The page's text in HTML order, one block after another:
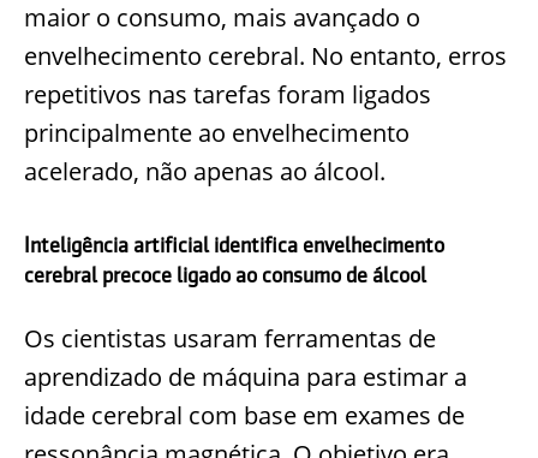
maior o consumo, mais avançado o
envelhecimento cerebral. No entanto, erros
repetitivos nas tarefas foram ligados
principalmente ao envelhecimento
acelerado, não apenas ao álcool.
Inteligência artificial identifica envelhecimento
cerebral precoce ligado ao consumo de álcool
Os cientistas usaram ferramentas de
aprendizado de máquina para estimar a
idade cerebral com base em exames de